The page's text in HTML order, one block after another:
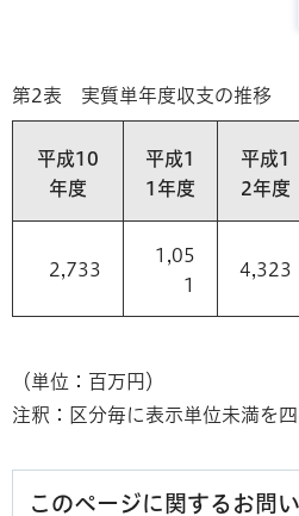
第2表 実質単年度収支の推移
平成10
年度
平成1
1年度
平成1
2年度
2,733
1,05
1
4,323
（単位：百万円）
注釈：区分毎に表示単位未満を四
このページに関するお問